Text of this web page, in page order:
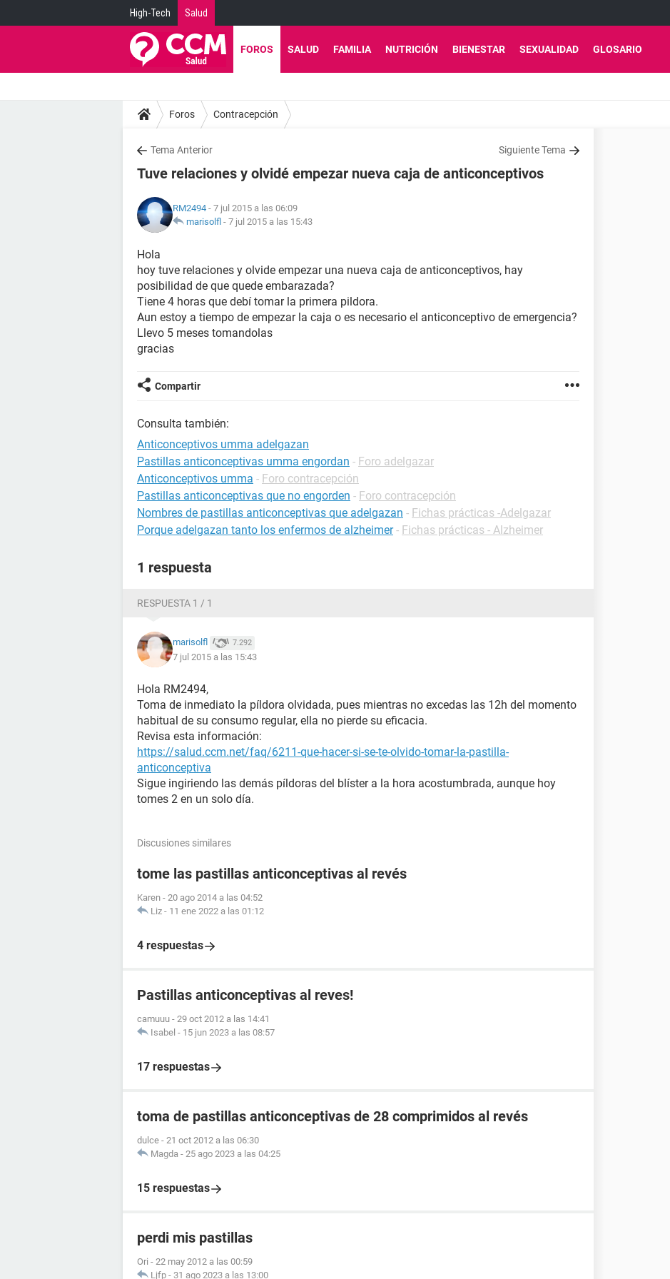
High-Tech Salud
FOROS SALUD FAMILIA NUTRICIÓN BIENESTAR SEXUALIDAD GLOSARIO
Foros Contracepción
Tema Anterior Siguiente Tema
Tuve relaciones y olvidé empezar nueva caja de anticonceptivos
RM2494 - 7 jul 2015 a las 06:09
marisolfl - 7 jul 2015 a las 15:43
Hola
hoy tuve relaciones y olvide empezar una nueva caja de anticonceptivos, hay
posibilidad de que quede embarazada?
Tiene 4 horas que debí tomar la primera pildora.
Aun estoy a tiempo de empezar la caja o es necesario el anticonceptivo de emergencia?
Llevo 5 meses tomandolas
gracias
Compartir
Consulta también:
Anticonceptivos umma adelgazan
Pastillas anticonceptivas umma engordan - Foro adelgazar
Anticonceptivos umma - Foro contracepción
Pastillas anticonceptivas que no engorden - Foro contracepción
Nombres de pastillas anticonceptivas que adelgazan - Fichas prácticas -Adelgazar
Porque adelgazan tanto los enfermos de alzheimer - Fichas prácticas - Alzheimer
1 respuesta
RESPUESTA 1 / 1
marisolfl 7.292
7 jul 2015 a las 15:43
Hola RM2494,
Toma de inmediato la píldora olvidada, pues mientras no excedas las 12h del momento
habitual de su consumo regular, ella no pierde su eficacia.
Revisa esta información:
https://salud.ccm.net/faq/6211-que-hacer-si-se-te-olvido-tomar-la-pastilla-
anticonceptiva
Sigue ingiriendo las demás píldoras del blíster a la hora acostumbrada, aunque hoy
tomes 2 en un solo día.
Discusiones similares
tome las pastillas anticonceptivas al revés
Karen - 20 ago 2014 a las 04:52
Liz - 11 ene 2022 a las 01:12
4 respuestas
Pastillas anticonceptivas al reves!
camuuu - 29 oct 2012 a las 14:41
Isabel - 15 jun 2023 a las 08:57
17 respuestas
toma de pastillas anticonceptivas de 28 comprimidos al revés
dulce - 21 oct 2012 a las 06:30
Magda - 25 ago 2023 a las 04:25
15 respuestas
perdi mis pastillas
Ori - 22 may 2012 a las 00:59
Ljfp - 31 ago 2023 a las 13:00